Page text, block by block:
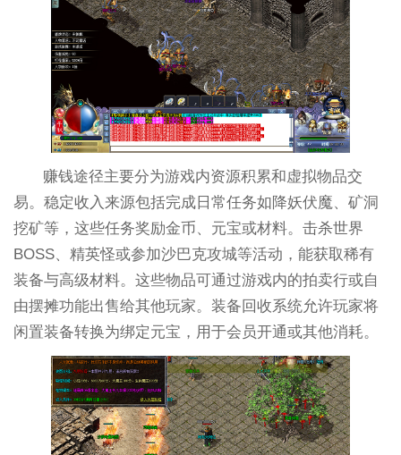
赚钱途径主要分为游戏内资源积累和虚拟物品交
易。稳定收入来源包括完成日常任务如降妖伏魔、矿洞
挖矿等，这些任务奖励金币、元宝或材料。击杀世界
BOSS、精英怪或参加沙巴克攻城等活动，能获取稀有
装备与高级材料。这些物品可通过游戏内的拍卖行或自
由摆摊功能出售给其他玩家。装备回收系统允许玩家将
闲置装备转换为绑定元宝，用于会员开通或其他消耗。